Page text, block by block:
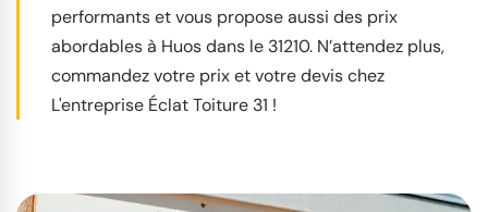
performants et vous propose aussi des prix
abordables à Huos dans le 31210. N’attendez plus,
commandez votre prix et votre devis chez
L'entreprise Éclat Toiture 31 !